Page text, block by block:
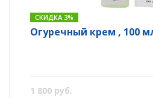
СКИДКА 3%
Огуречный крем , 100
1 800 руб.